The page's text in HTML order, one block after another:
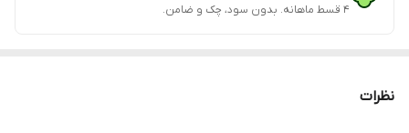
۴ قسط ماهانه. بدون سود، چک و ضامن.
نظرات